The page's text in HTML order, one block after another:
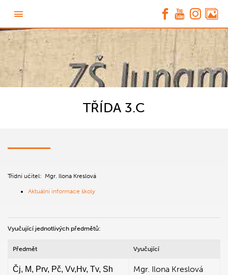
TŘÍDA 3.C
Třídní učitel: Mgr. Ilona Kreslová
Aktuální informace školy
Vyučující jednotlivých předmětů:
Předmět Vyučující
Čj, M, Prv, Pč, Vv,Hv, Tv, Sh Mgr. Ilona Kreslová